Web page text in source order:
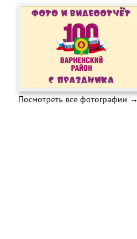
Посмотреть все фотографии →